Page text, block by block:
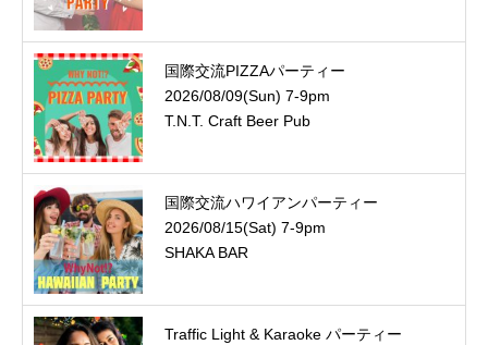
国際交流PIZZAパーティー
2026/08/09(Sun) 7-9pm
T.N.T. Craft Beer Pub
国際交流ハワイアンパーティー
2026/08/15(Sat) 7-9pm
SHAKA BAR
Traffic Light & Karaoke パーティー